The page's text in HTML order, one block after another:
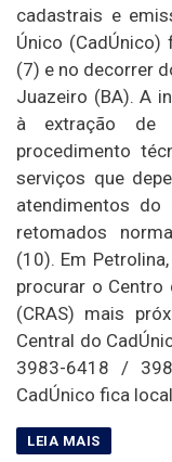
cadastrais e
Único
(7) e no decorrer
Juazeiro (BA). A
à extração de
procedimento
serviços que
atendimentos do
retomados
(10). Em
procurar o Centro
(CRAS) mais
Central do
3983-6418 /
CadÚnico fica